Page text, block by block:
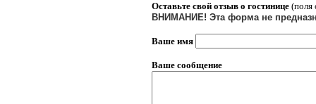
Оставьте свой отзыв о гостинице (поля
ВНИМАНИЕ! Эта форма не
Ваше имя
Ваше сообщение